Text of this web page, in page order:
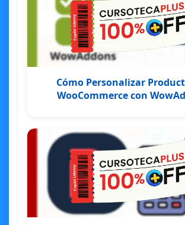
Cómo Personalizar
WooCommerce con